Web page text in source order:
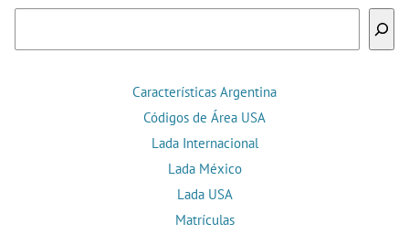
Características Argentina
Códigos de Área USA
Lada Internacional
Lada México
Lada USA
Matrículas